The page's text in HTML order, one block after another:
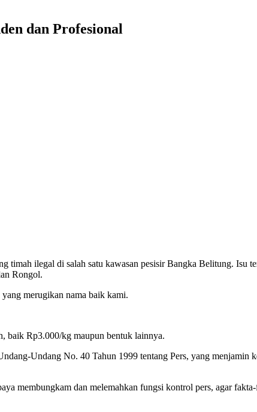
dan Profesional
timah ilegal di salah satu kawasan pesisir Bangka Belitung. Isu
Rongol.
merugikan nama baik kami.
baik Rp3.000/kg maupun bentuk lainnya.
Undang No. 40 Tahun 1999 tentang Pers, yang menjamin
membungkam dan melemahkan fungsi kontrol pers, agar